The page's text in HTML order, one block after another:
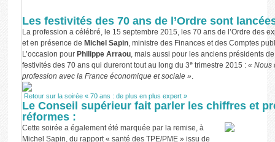
Les festivités des 70 ans de l’Ordre sont
La profession a célébré, le 15 septembre 2015, les 70 ans de l’Ordre des
et en présence de Michel Sapin, ministre des Finances et des Comptes
L’occasion pour Philippe Arraou, mais aussi pour les anciens présidents
festivités des 70 ans qui dureront tout au long du 3etrimestre 2015 : « Nous
profession avec la France économique et sociale ».
Retour sur la soirée « 70 ans : de plus en plus expert »
Le Conseil supérieur fait parler les chiffres et
réformes :
Cette soirée a également été marquée par la remise, à
Michel Sapin, du rapport « santé des TPE/PME » issu de